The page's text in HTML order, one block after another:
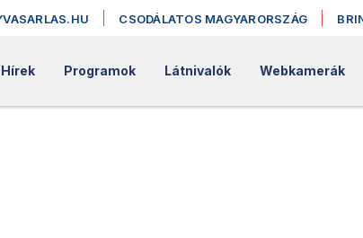
CSODÁLATOS MAGYARORSZÁG
Hírek Programok Látnivalók Webkamerák